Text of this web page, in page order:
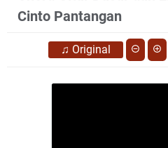
Cinto Pantangan
♫ Original